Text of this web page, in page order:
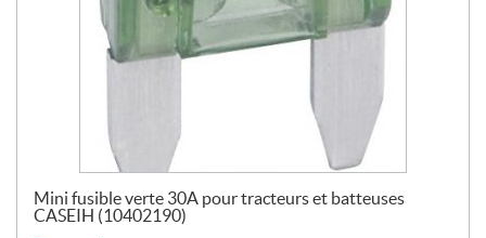
Mini fusible verte 30A pour tracteurs et batteuses
CASEIH (10402190)